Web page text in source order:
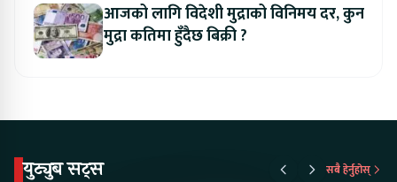
आजको लागि विदेशी मुद्राको विनिमय दर, कुन
मुद्रा कतिमा हुँदैछ बिक्री ?
युट्युब सट्स सबै हेर्नुहोस्